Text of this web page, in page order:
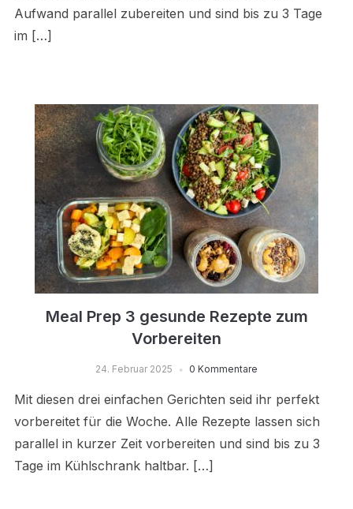
Aufwand parallel zubereiten und sind bis zu 3 Tage
im […]
Meal Prep 3 gesunde Rezepte zum
Vorbereiten
24. Februar 2025 0 Kommentare
Mit diesen drei einfachen Gerichten seid ihr perfekt
vorbereitet für die Woche. Alle Rezepte lassen sich
parallel in kurzer Zeit vorbereiten und sind bis zu 3
Tage im Kühlschrank haltbar. […]